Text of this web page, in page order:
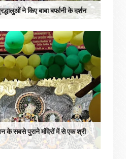
ने किए बाबा बर्फानी के दर्शन
के सबसे पुराने मंदिरों में से एक श्री